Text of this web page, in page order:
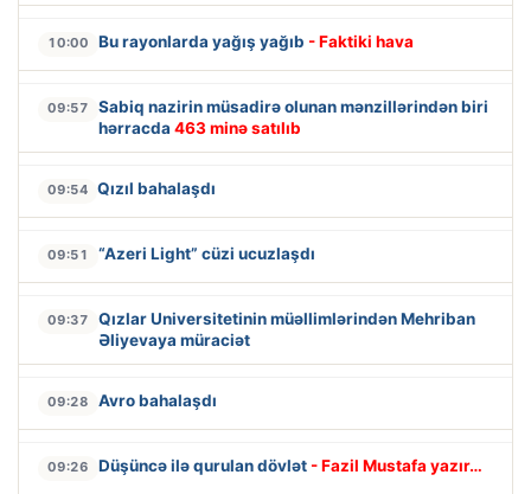
10:00 Bu rayonlarda yağış yağıb - Faktiki hava
09:57
Sabiq nazirin müsadirə olunan mənzillərindən biri
hərracda 463 minə satılıb
09:54 Qızıl bahalaşdı
09:51 “Azeri Light” cüzi ucuzlaşdı
09:37
Qızlar Universitetinin müəllimlərindən Mehriban
Əliyevaya müraciət
09:28 Avro bahalaşdı
09:26 Düşüncə ilə qurulan dövlət - Fazil Mustafa yazır…